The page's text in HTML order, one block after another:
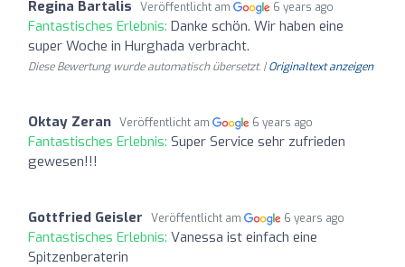
Regina Bartalis Veröffentlicht am 6 years ago
Fantastisches Erlebnis: Danke schön. Wir haben eine
super Woche in Hurghada verbracht.
Diese Bewertung wurde automatisch übersetzt. |Originaltext anzeigen
Oktay Zeran Veröffentlicht am 6 years ago
Fantastisches Erlebnis: Super Service sehr zufrieden
gewesen!!!
Gottfried Geisler Veröffentlicht am 6 years ago
Fantastisches Erlebnis: Vanessa ist einfach eine
Spitzenberaterin